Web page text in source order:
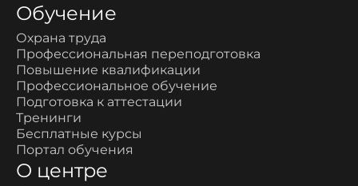
Обучение
Охрана труда
Профессиональная переподготовка
Повышение квалификации
Профессиональное обучение
Подготовка к аттестации
Тренинги
Бесплатные курсы
Портал обучения
О центре